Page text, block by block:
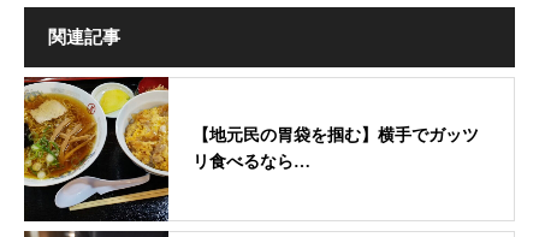
関連記事
【地元民の胃袋を掴む】横手でガッツ
リ食べるなら…